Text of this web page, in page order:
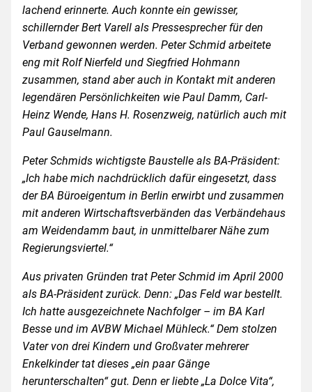
lachend erinnerte. Auch konnte ein gewisser,
schillernder Bert Varell als Pressesprecher für den
Verband gewonnen werden. Peter Schmid arbeitete
eng mit Rolf Nierfeld und Siegfried Hohmann
zusammen, stand aber auch in Kontakt mit anderen
legendären Persönlichkeiten wie Paul Damm, Carl-
Heinz Wende, Hans H. Rosenzweig, natürlich auch mit
Paul Gauselmann.
Peter Schmids wichtigste Baustelle als BA-Präsident:
„Ich habe mich nachdrücklich dafür eingesetzt, dass
der BA Büro­eigentum in Berlin erwirbt und zusammen
mit anderen Wirtschaftsverbänden das Verbändehaus
am Weidendamm baut, in unmittel­barer Nähe zum
Regierungsviertel.“
Aus privaten Gründen trat Peter Schmid im April 2000
als BA-Präsident zurück. Denn: „Das Feld war bestellt.
Ich hatte ausgezeichnete Nachfolger – im BA Karl
Besse und im AVBW Michael Mühleck.“ Dem stolzen
Vater von drei Kindern und Großvater mehrerer
Enkelkinder tat dieses „ein paar Gänge
herunterschalten“ gut. Denn er liebte „La Dolce Vita“,